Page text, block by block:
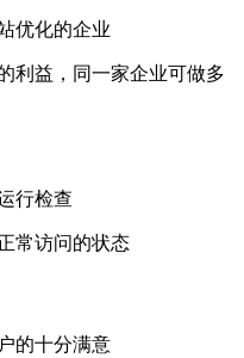
优化的企业
利益，同一家企业可做多
行检查
常访问的状态
的十分满意